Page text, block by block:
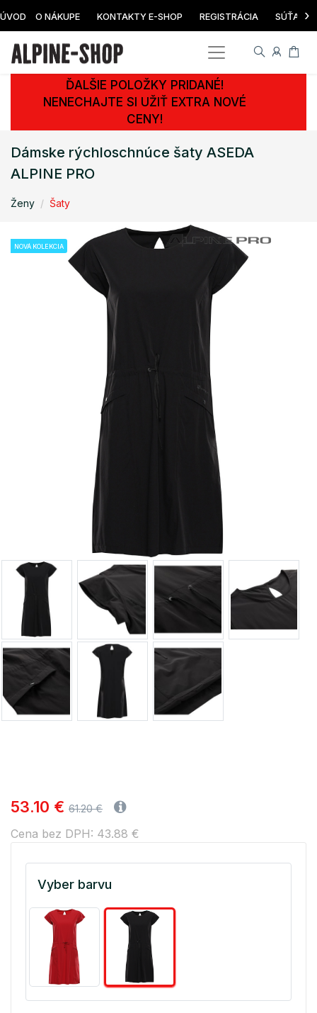
ÚVOD O NÁKUPE KONTAKTY E-SHOP REGISTRÁCIA SÚŤAŽ ›
ĎALŠIE POLOŽKY PRIDANÉ!
NENECHAJTE SI UŽIŤ EXTRA NOVÉ
CENY!
Dámske rýchloschnúce šaty ASEDA
ALPINE PRO
Ženy Šaty
NOVÁ KOLEKCIA
53.10 € 61.20 €
Cena bez DPH: 43.88 €
Vyber barvu